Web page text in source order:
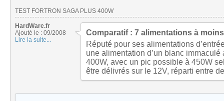
TEST FORTRON SAGA PLUS 400W
HardWare.fr
Ajouté le : 09/2008
Lire la suite...
Comparatif : 7 alimentations à
Réputé pour ses alimentations
une alimentation d’un blanc
400W, avec un pic possible à 450W
être délivrés sur le 12V, réparti entre